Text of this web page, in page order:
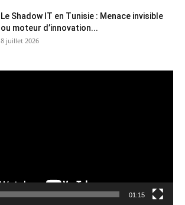
Le Shadow IT en Tunisie : Menace invisible
ou moteur d’innovation...
8 juillet 2026
01:15